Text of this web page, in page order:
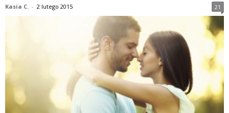
Kasia C. - 2 lutego 2015 21